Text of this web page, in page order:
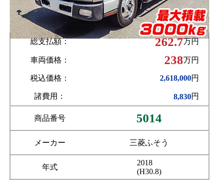
総支払額： 262.7万円
車両価格： 238万円
税込価格： 2,618,000円
諸費用： 8,830円
商品番号 5014
メーカー 三菱ふそう
年式
2018
(H30.8)